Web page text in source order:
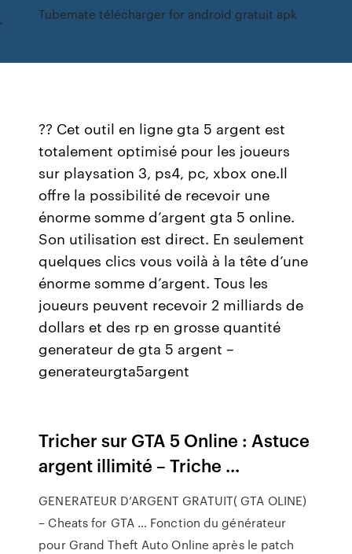
Tubemate télécharger for android gratuit apk
??‍ Cet outil en ligne gta 5 argent est
totalement optimisé pour les joueurs
sur playsation 3, ps4, pc, xbox one.Il
offre la possibilité de recevoir une
énorme somme d’argent gta 5 online.
Son utilisation est direct. En seulement
quelques clics vous voilà à la tête d’une
énorme somme d’argent. Tous les
joueurs peuvent recevoir 2 milliards de
dollars et des rp en grosse quantité
generateur de gta 5 argent –
generateurgta5argent
Tricher sur GTA 5 Online : Astuce
argent illimité – Triche ...
GENERATEUR D’ARGENT GRATUIT( GTA OLINE)
– Cheats for GTA … Fonction du générateur
pour Grand Theft Auto Online après le patch